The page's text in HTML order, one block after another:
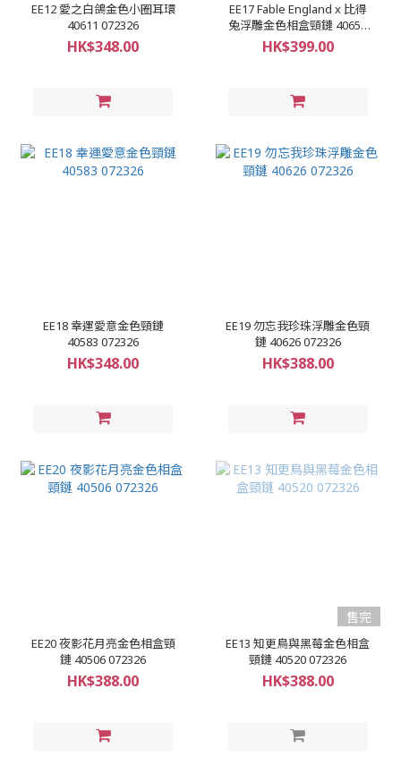
EE12 愛之白鴿金色小圈耳環
40611 072326
HK$348.00
EE17 Fable England x 比得
兔浮雕金色相盒頸鏈 40657
072326
HK$399.00
EE18 幸運愛意金色頸鏈
40583 072326
HK$348.00
EE19 勿忘我珍珠浮雕金色頸
鏈 40626 072326
HK$388.00
EE20 夜影花月亮金色相盒頸
鏈 40506 072326
HK$388.00
售完
EE13 知更鳥與黑莓金色相盒
頸鏈 40520 072326
HK$388.00